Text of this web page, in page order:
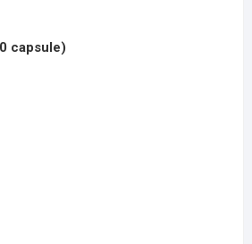
capsule)